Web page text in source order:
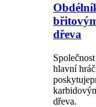
dřeva
hlavní
poskytuje
dřeva.